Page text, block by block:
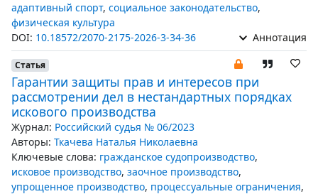
адаптивный спорт, социальное законодательство,
физическая культура
DOI: 10.18572/2070-2175-2026-3-34-36 Аннотация
Статья
Гарантии защиты прав и интересов при
рассмотрении дел в нестандартных порядках
искового производства
Журнал: Российский судья № 06/2023
Авторы: Ткачева Наталья Николаевна
Ключевые слова: гражданское судопроизводство,
исковое производство, заочное производство,
упрощенное производство, процессуальные ограничения,